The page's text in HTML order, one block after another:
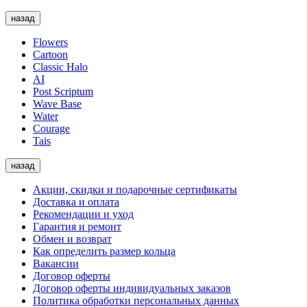
назад
Flowers
Cartoon
Classic Halo
AI
Post Scriptum
Wave Base
Water
Courage
Tais
назад
Акции, скидки и подарочные сертификаты
Доставка и оплата
Рекомендации и уход
Гарантия и ремонт
Обмен и возврат
Как определить размер кольца
Вакансии
Договор оферты
Договор оферты индивидуальных заказов
Политика обработки персональных данных